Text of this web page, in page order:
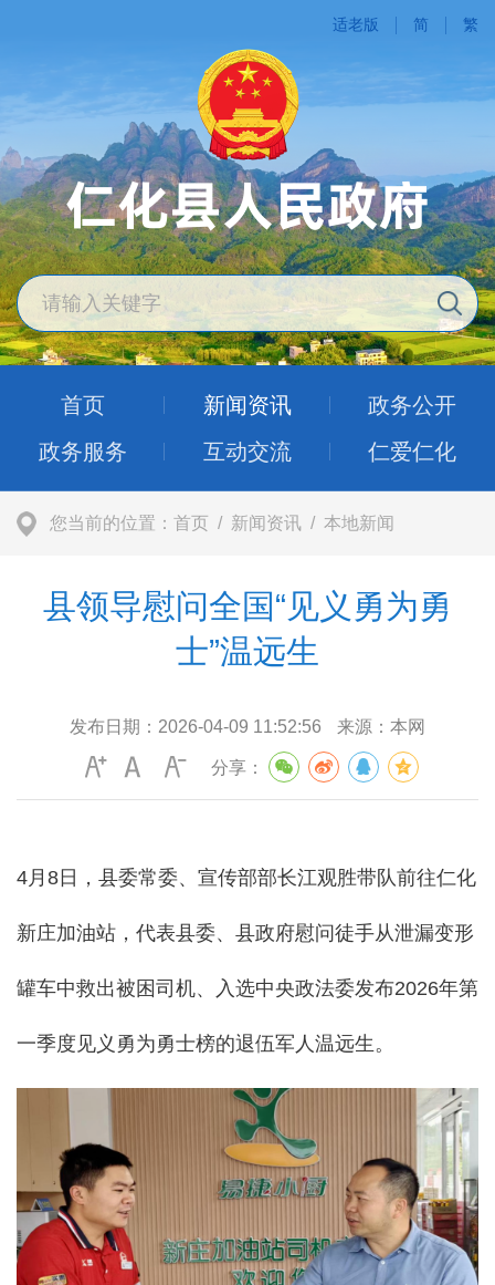
适老版 简 繁
首页 新闻资讯
政务公开
政务服务
互动交流 仁爱仁化
您当前的位置： 首页 / 新闻资讯 / 本地新闻
县领导慰问全国“见义勇为勇
士”温远生
发布日期： 2026-04-09 11:52:56 来源： 本网
分享：
4月8日，县委常委、宣传部部长江观胜带队前往仁化
新庄加油站，代表县委、县政府慰问徒手从泄漏变形
罐车中救出被困司机、入选中央政法委发布2026年第
一季度见义勇为勇士榜的退伍军人温远生。